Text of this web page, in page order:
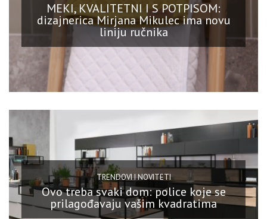
MEKI, KVALITETNI I S POTPISOM:
dizajnerica Mirjana Mikulec ima novu
liniju ručnika
TRENDOVI I NOVITETI
Ovo treba svaki dom: police koje se
prilagođavaju vašim kvadratima